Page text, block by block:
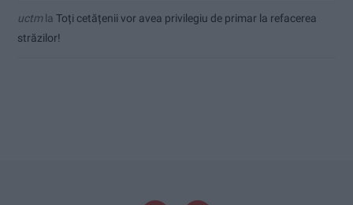
uctmla Toți cetățenii vor avea privilegiu de primar la refacerea
străzilor!